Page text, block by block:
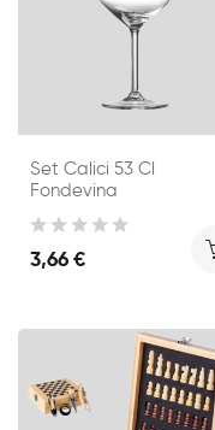
Set Calici 53 Cl
Fondevina
3,66 €